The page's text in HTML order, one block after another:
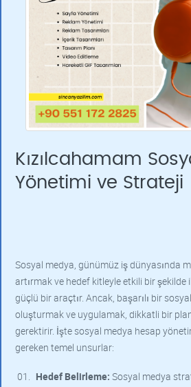
Kızılcahamam
Yönetimi ve Strateji
Sosyal medya, günümüz iş dünyasında
artırmak ve hedef kitleyle etkili bir
güçlü bir araçtır. Ancak, başarılı bir
oluşturmak ve uygulamak, dikkatli bir
gerektirir. İşte sosyal medya hesap
gereken temel unsurlar:
Hedef Belirleme: Sosyal medya